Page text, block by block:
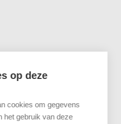
op deze
cookies om gegevens
het gebruik van deze